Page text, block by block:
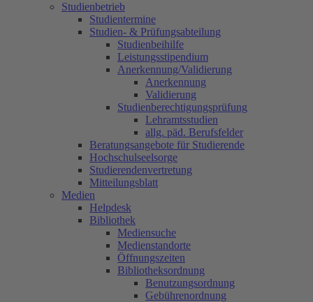
Studienbetrieb
Studientermine
Studien- & Prüfungsabteilung
Studienbeihilfe
Leistungsstipendium
Anerkennung/Validierung
Anerkennung
Validierung
Studienberechtigungsprüfung
Lehramtsstudien
allg. päd. Berufsfelder
Beratungsangebote für Studierende
Hochschulseelsorge
Studierendenvertretung
Mitteilungsblatt
Medien
Helpdesk
Bibliothek
Mediensuche
Medienstandorte
Öffnungszeiten
Bibliotheksordnung
Benutzungsordnung
Gebührenordnung